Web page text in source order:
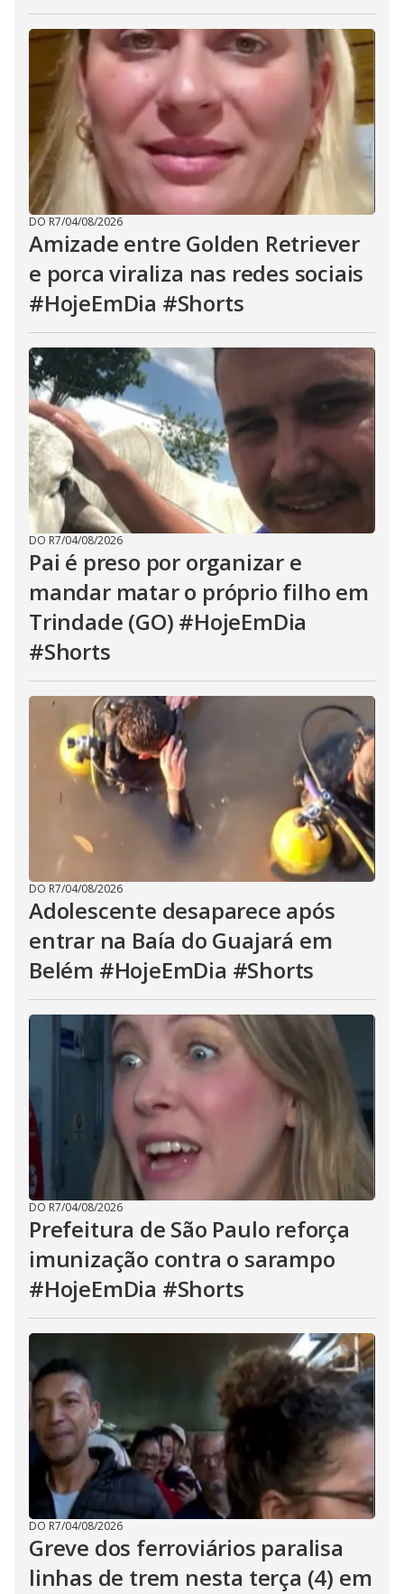
DO R7/04/08/2026
Amizade entre Golden Retriever
e porca viraliza nas redes sociais
#HojeEmDia #Shorts
DO R7/04/08/2026
Pai é preso por organizar e
mandar matar o próprio filho em
Trindade (GO) #HojeEmDia
#Shorts
DO R7/04/08/2026
Adolescente desaparece após
entrar na Baía do Guajará em
Belém #HojeEmDia #Shorts
DO R7/04/08/2026
Prefeitura de São Paulo reforça
imunização contra o sarampo
#HojeEmDia #Shorts
DO R7/04/08/2026
Greve dos ferroviários paralisa
linhas de trem nesta terça (4) em